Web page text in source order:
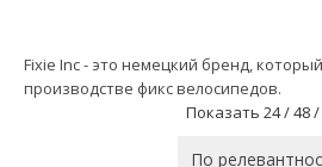
Fixie Inc - это немецкий бренд,
производстве фикс велосипедов.
Показать 24 /48 /